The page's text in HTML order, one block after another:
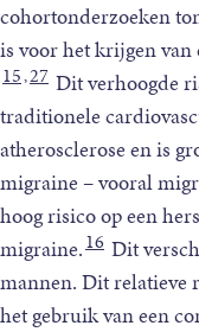
cohortonderzoeken
is voor het krijgen
15,27 Dit verhoogde
traditionele
atherosclerose en is
migraine – vooral
hoog risico op een
migraine.16 Dit
mannen. Dit
het gebruik van een